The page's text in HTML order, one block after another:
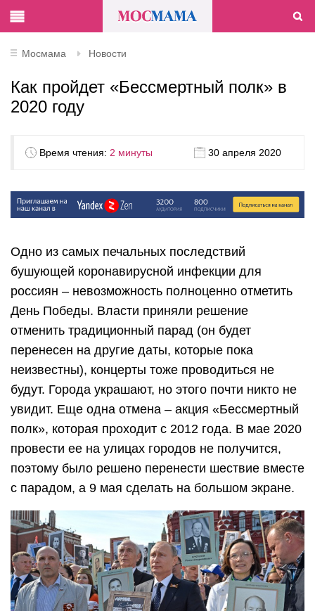
Мосмама Новости
Как пройдет «Бессмертный полк» в
2020 году
Время чтения: 2 минуты 30 апреля 2020
Одно из самых печальных последствий
бушующей коронавирусной инфекции для
россиян – невозможность полноценно отметить
День Победы. Власти приняли решение
отменить традиционный парад (он будет
перенесен на другие даты, которые пока
неизвестны), концерты тоже проводиться не
будут. Города украшают, но этого почти никто не
увидит. Еще одна отмена – акция «Бессмертный
полк», которая проходит с 2012 года. В мае 2020
провести ее на улицах городов не получится,
поэтому было решено перенести шествие вместе
с парадом, а 9 мая сделать на большом экране.